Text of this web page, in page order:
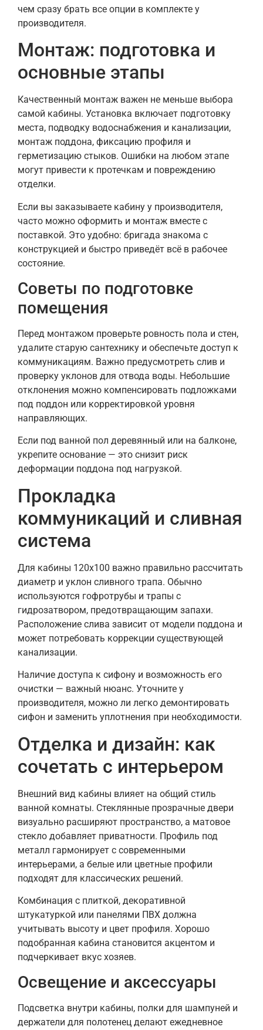
чем сразу брать все опции в комплекте у
производителя.
Монтаж: подготовка и
основные этапы
Качественный монтаж важен не меньше выбора
самой кабины. Установка включает подготовку
места, подводку водоснабжения и канализации,
монтаж поддона, фиксацию профиля и
герметизацию стыков. Ошибки на любом этапе
могут привести к протечкам и повреждению
отделки.
Если вы заказываете кабину у производителя,
часто можно оформить и монтаж вместе с
поставкой. Это удобно: бригада знакома с
конструкцией и быстро приведёт всё в рабочее
состояние.
Советы по подготовке
помещения
Перед монтажом проверьте ровность пола и стен,
удалите старую сантехнику и обеспечьте доступ к
коммуникациям. Важно предусмотреть слив и
проверку уклонов для отвода воды. Небольшие
отклонения можно компенсировать подложками
под поддон или корректировкой уровня
направляющих.
Если под ванной пол деревянный или на балконе,
укрепите основание — это снизит риск
деформации поддона под нагрузкой.
Прокладка
коммуникаций и сливная
система
Для кабины 120х100 важно правильно рассчитать
диаметр и уклон сливного трапа. Обычно
используются гофротрубы и трапы с
гидрозатвором, предотвращающим запахи.
Расположение слива зависит от модели поддона и
может потребовать коррекции существующей
канализации.
Наличие доступа к сифону и возможность его
очистки — важный нюанс. Уточните у
производителя, можно ли легко демонтировать
сифон и заменить уплотнения при необходимости.
Отделка и дизайн: как
сочетать с интерьером
Внешний вид кабины влияет на общий стиль
ванной комнаты. Стеклянные прозрачные двери
визуально расширяют пространство, а матовое
стекло добавляет приватности. Профиль под
металл гармонирует с современными
интерьерами, а белые или цветные профили
подходят для классических решений.
Комбинация с плиткой, декоративной
штукатуркой или панелями ПВХ должна
учитывать высоту и цвет профиля. Хорошо
подобранная кабина становится акцентом и
подчеркивает вкус хозяев.
Освещение и аксессуары
Подсветка внутри кабины, полки для шампуней и
держатели для полотенец делают ежедневное